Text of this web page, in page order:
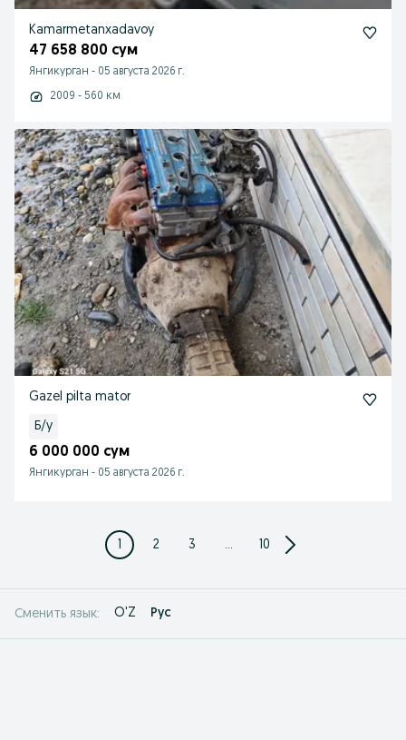
Kamarmetanxadavoy
47 658 800 сум
Янгикурган - 05 августа 2026 г.
2009 - 560 км
Gazel pilta mator
Б/у
6 000 000 сум
Янгикурган - 05 августа 2026 г.
1 2 3 ... 10
Сменить язык: O'Z Рус